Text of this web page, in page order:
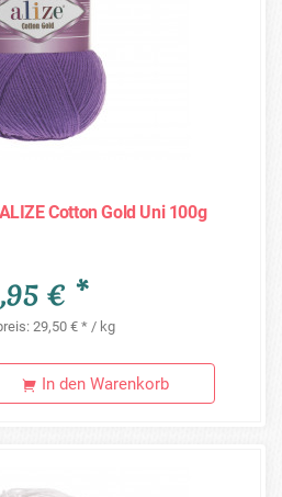
Cotton Gold Uni 100g
€ *
29,50 € * / kg
In den Warenkorb